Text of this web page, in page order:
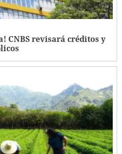
CNBS revisará créditos y